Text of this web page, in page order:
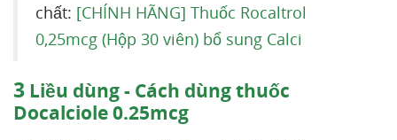
chất: [CHÍNH HÃNG] Thuốc Rocaltrol
0,25mcg (Hộp 30 viên) bổ sung Calci
3 Liều dùng - Cách dùng thuốc
Docalciole 0.25mcg